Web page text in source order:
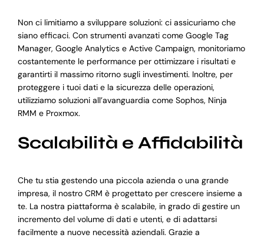
Non ci limitiamo a sviluppare soluzioni: ci assicuriamo che
siano efficaci. Con strumenti avanzati come Google Tag
Manager, Google Analytics e Active Campaign, monitoriamo
costantemente le performance per ottimizzare i risultati e
garantirti il massimo ritorno sugli investimenti. Inoltre, per
proteggere i tuoi dati e la sicurezza delle operazioni,
utilizziamo soluzioni all’avanguardia come Sophos, Ninja
RMM e Proxmox.
Scalabilità e Affidabilità
Che tu stia gestendo una piccola azienda o una grande
impresa, il nostro CRM è progettato per crescere insieme a
te. La nostra piattaforma è scalabile, in grado di gestire un
incremento del volume di dati e utenti, e di adattarsi
facilmente a nuove necessità aziendali. Grazie a